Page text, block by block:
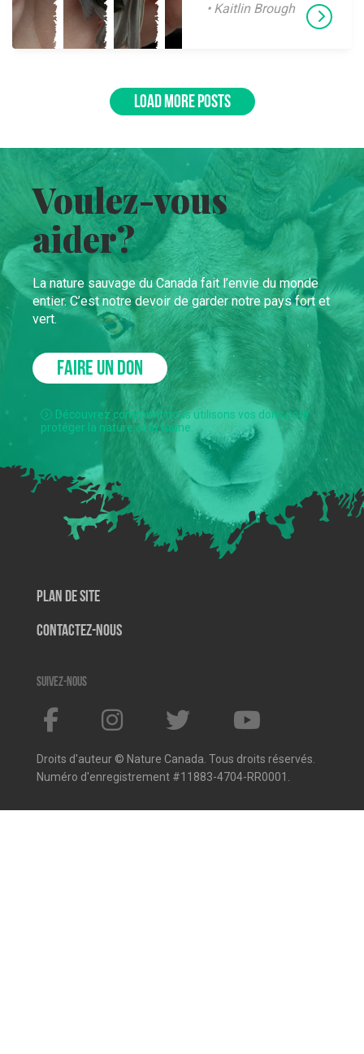
• Kaitlin Brough
LOAD MORE POSTS
Voulez-vous
aider?
La nature sauvage du Canada fait l’envie du monde
entier. C’est notre devoir de garder notre pays fort et
vert.
FAIRE UN DON
Découvrez comment nous utilisons vos dons pour
protéger la nature et la faune.
Plan de site
Contactez-nous
Suivez-nous
Droits d'auteur © Nature Canada. Tous droits réservés.
Numéro d'enregistrement #11883-4704-RR0001.